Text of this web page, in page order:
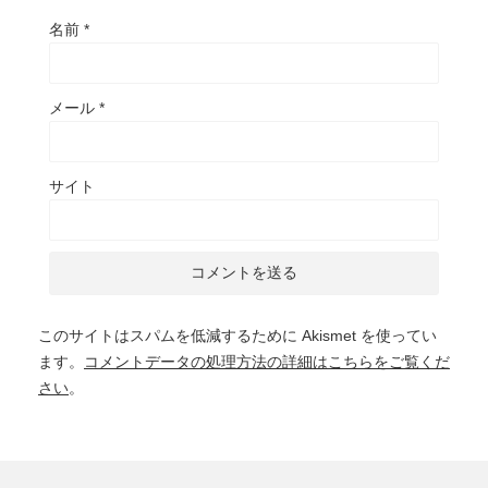
名前 *
メール *
サイト
このサイトはスパムを低減するために Akismet を使ってい
ます。
コメントデータの処理方法の詳細はこちらをご覧くだ
さい。